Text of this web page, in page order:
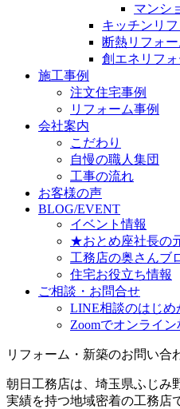
マンシ
キッチンリ
断熱リフォー
創エネリフォ
施工事例
注文住宅事例
リフォーム事例
会社案内
こだわり
自慢の職人集団
工事の流れ
お客様の声
BLOG/EVENT
イベント情報
★おとめ座社長の
工務店の奥さんブ
住宅お役立ち情報
ご相談・お問合せ
LINE相談のはじめ
Zoomでオンライ
リフォーム・新築のお問い合
朝日工務店は、埼玉県ふじみ
実績を持つ地域密着の工務店